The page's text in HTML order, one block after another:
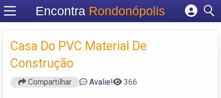
Encontra Rondonópolis
Cadastrar empresa
Criar conta
Casa Do PVC Material De
Construção
Compartilhar Avalie! 366